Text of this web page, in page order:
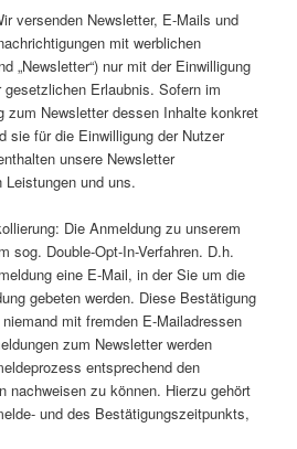
versenden Newsletter, E-Mails und
mit werblichen
„Newsletter“) nur mit der Einwilligung
Erlaubnis. Sofern im
zum Newsletter dessen Inhalte konkret
sie für die Einwilligung der Nutzer
unsere Newsletter
Leistungen und uns.
Die Anmeldung zu unserem
sog. Double-Opt-In-Verfahren. D.h.
eine E-Mail, in der Sie um die
gebeten werden. Diese Bestätigung
mit fremden E-Mailadressen
zum Newsletter werden
entsprechend den
nachweisen zu können. Hierzu gehört
und des Bestätigungszeitpunkts,